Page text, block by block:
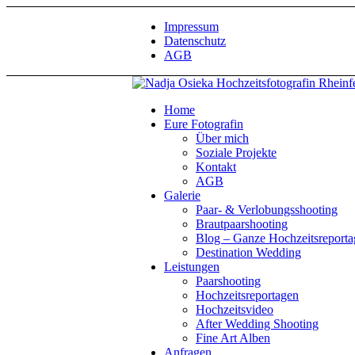
Impressum
Datenschutz
AGB
Home
Eure Fotografin
Über mich
Soziale Projekte
Kontakt
AGB
Galerie
Paar- & Verlobungsshooting
Brautpaarshooting
Blog – Ganze
Destination Wedding
Leistungen
Paarshooting
Hochzeitsreportagen
Hochzeitsvideo
After Wedding Shooting
Fine Art Alben
Anfragen